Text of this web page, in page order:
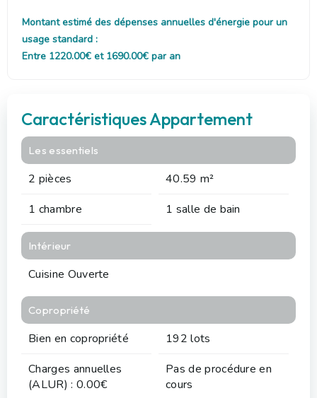
Montant estimé des dépenses annuelles d'énergie pour un
usage standard :
Entre 1220.00€ et 1690.00€ par an
Caractéristiques Appartement
Les essentiels
2 pièces
40.59 m²
1 chambre
1 salle de bain
Intérieur
Cuisine Ouverte
Copropriété
Bien en copropriété
192 lots
Charges annuelles
(ALUR) : 0.00€
Pas de procédure en
cours